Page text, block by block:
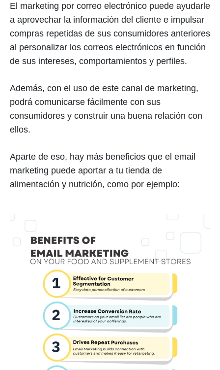
El marketing por correo electrónico puede ayudarle
a aprovechar la información del cliente e impulsar
compras repetidas de sus consumidores anteriores
al personalizar los correos electrónicos en función
de sus intereses, comportamientos y perfiles.
Además, con el uso de este canal de marketing,
podrá comunicarse fácilmente con sus
consumidores y construir una buena relación con
ellos.
Aparte de eso, hay más beneficios que el email
marketing puede aportar a tu tienda de
alimentación y nutrición, como por ejemplo: